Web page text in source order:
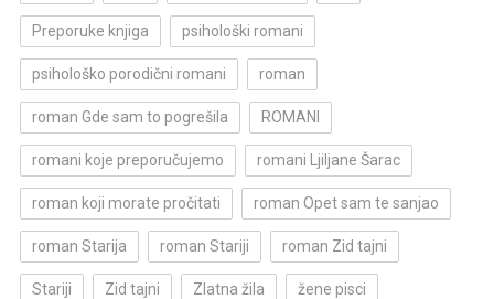
Preporuke knjiga psihološki romani
psihološko porodični romani roman
roman Gde sam to pogrešila ROMANI
romani koje preporučujemo romani Ljiljane Šarac
roman koji morate pročitati roman Opet sam te sanjao
roman Starija roman Stariji roman Zid tajni
Stariji Zid tajni Zlatna žila žene pisci